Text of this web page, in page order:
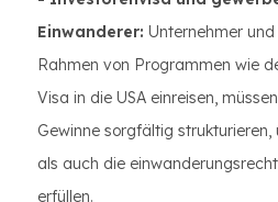
Einwanderer: Unternehmer
Rahmen von Programmen wie
Visa in die USA einreisen,
Gewinne sorgfältig strukturieren,
als auch die
erfüllen.